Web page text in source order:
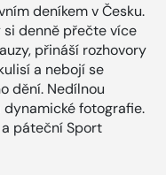
deníkem v Česku.
denně přečte více
přináší rozhovory
a nebojí se
dění. Nedílnou
fotografie.
páteční Sport